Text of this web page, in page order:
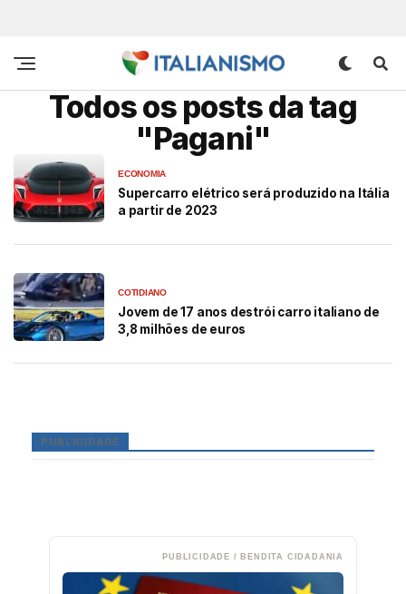
Todos os posts da tag
"Pagani"
ECONOMIA
Supercarro elétrico será produzido na Itália
a partir de 2023
COTIDIANO
Jovem de 17 anos destrói carro italiano de
3,8 milhões de euros
PUBLICIDADE
PUBLICIDADE / BENDITA CIDADANIA